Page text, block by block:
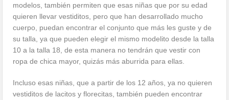
modelos, también permiten que esas niñas que por su edad
quieren llevar vestiditos, pero que han desarrollado mucho
cuerpo, puedan encontrar el conjunto que más les guste y de
su talla, ya que pueden elegir el mismo modelito desde la talla
10 a la talla 18, de esta manera no tendrán que vestir con
ropa de chica mayor, quizás más aburrida para ellas.
Incluso esas niñas, que a partir de los 12 años, ya no quieren
vestiditos de lacitos y florecitas, también pueden encontrar